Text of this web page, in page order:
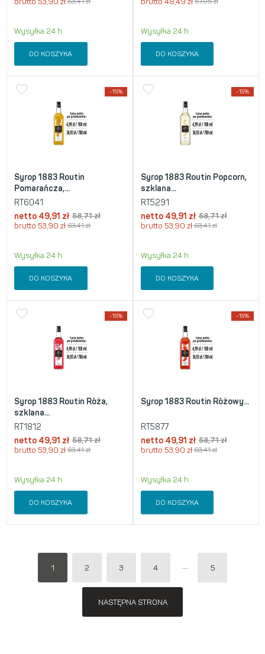
Wysyłka 24 h
DO KOSZYKA
Wysyłka 24 h
DO KOSZYKA
-15%
Syrop 1883 Routin
Pomarańcza,...
RT6041
netto 49,91 zł 58,71zł
brutto 53,90 zł 63,41zł
Wysyłka 24 h
DO KOSZYKA
-15%
Syrop 1883 Routin Popcorn,
szklana...
RT5291
netto 49,91 zł 58,71zł
brutto 53,90 zł 63,41zł
Wysyłka 24 h
DO KOSZYKA
-15%
Syrop 1883 Routin Róża,
szklana...
RT1812
netto 49,91 zł 58,71zł
brutto 53,90 zł 63,41zł
Wysyłka 24 h
DO KOSZYKA
-15%
Syrop 1883 Routin Różowy...
RT5877
netto 49,91 zł 58,71zł
brutto 53,90 zł 63,41zł
Wysyłka 24 h
DO KOSZYKA
1 2 3 4 5
NASTĘPNA STRONA